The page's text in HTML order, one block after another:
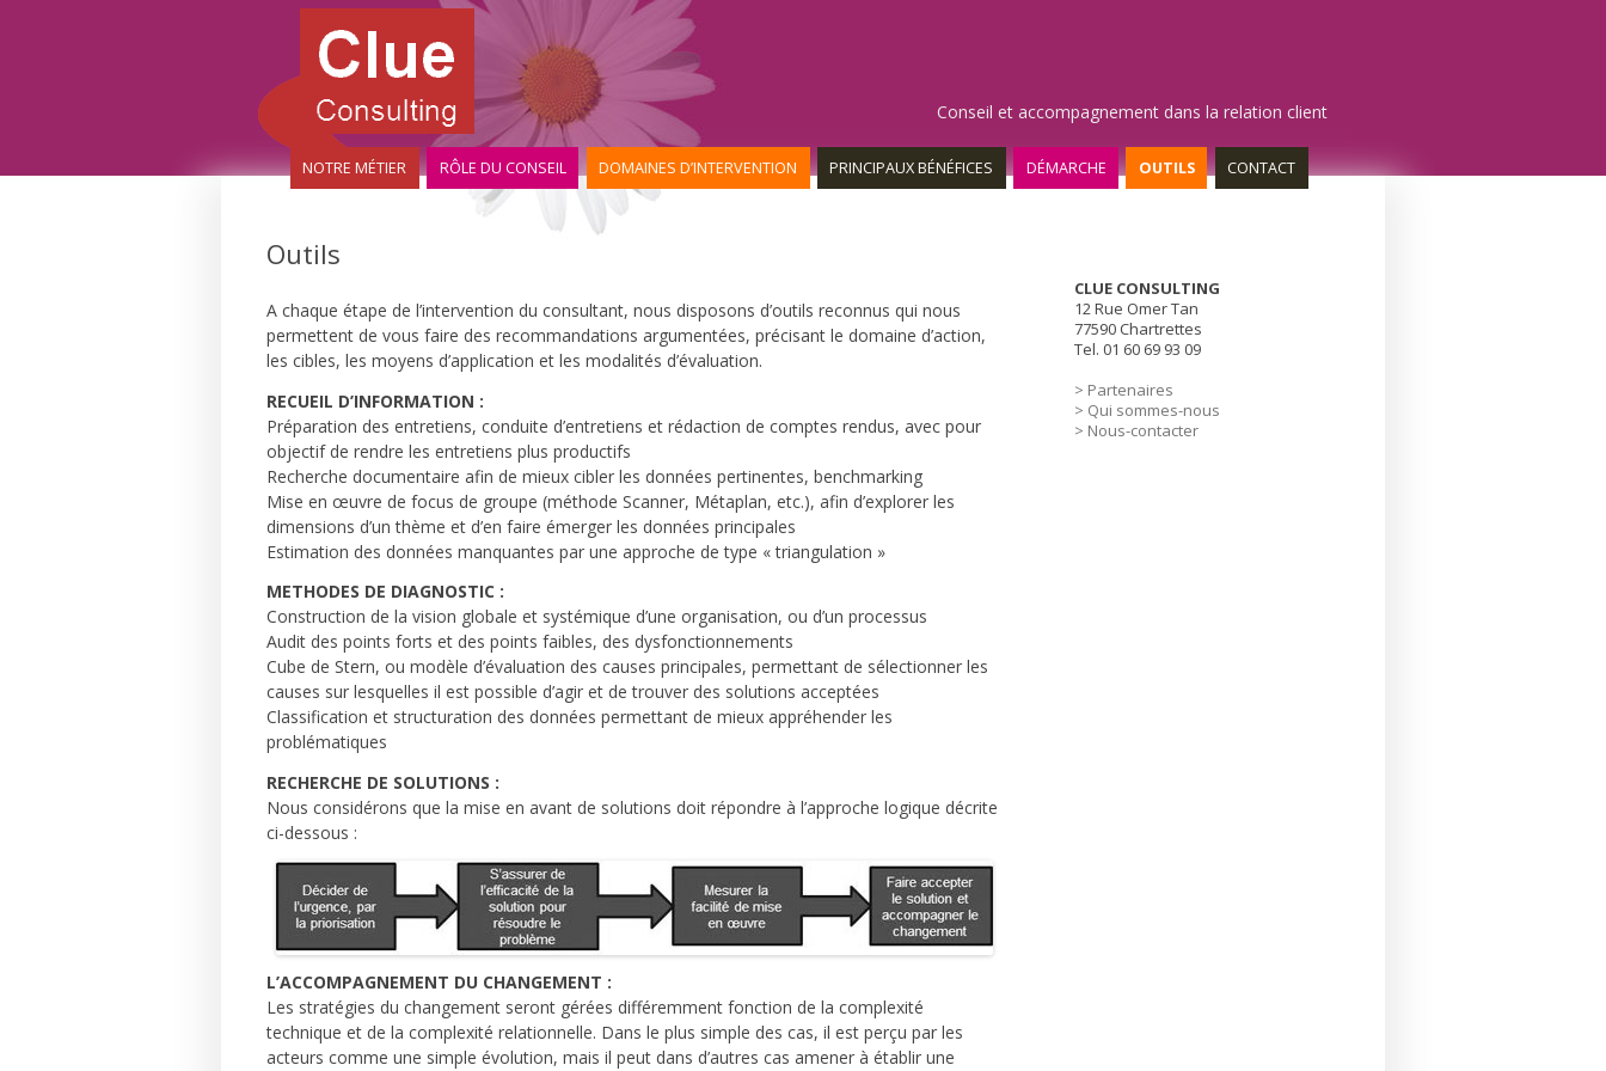
Conseil et accompagnement dans la relation client
principal
NOTRE MÉTIER RÔLE DU CONSEIL DOMAINES D’INTERVENTION PRINCIPAUX BÉNÉFICES DÉMARCHE OUTILS CONTACT
Outils
A chaque étape de l’intervention du consultant, nous disposons d’outils reconnus qui nous
permettent de vous faire des recommandations argumentées, précisant le domaine d’action,
les cibles, les moyens d’application et les modalités d’évaluation.
RECUEIL D’INFORMATION :
Préparation des entretiens, conduite d’entretiens et rédaction de comptes rendus, avec pour
objectif de rendre les entretiens plus productifs
Recherche documentaire afin de mieux cibler les données pertinentes, benchmarking
Mise en œuvre de focus de groupe (méthode Scanner, Métaplan, etc.), afin d’explorer les
dimensions d’un thème et d’en faire émerger les données principales
Estimation des données manquantes par une approche de type « triangulation »
METHODES DE DIAGNOSTIC :
Construction de la vision globale et systémique d’une organisation, ou d’un processus
Audit des points forts et des points faibles, des dysfonctionnements
Cube de Stern, ou modèle d’évaluation des causes principales, permettant de sélectionner les
causes sur lesquelles il est possible d’agir et de trouver des solutions acceptées
Classification et structuration des données permettant de mieux appréhender les
problématiques
RECHERCHE DE SOLUTIONS :
Nous considérons que la mise en avant de solutions doit répondre à l’approche logique décrite
ci-dessous :
L’ACCOMPAGNEMENT DU CHANGEMENT :
Les stratégies du changement seront gérées différemment fonction de la complexité
technique et de la complexité relationnelle. Dans le plus simple des cas, il est perçu par les
acteurs comme une simple évolution, mais il peut dans d’autres cas amener à établir une
CLUE CONSULTING
12 Rue Omer Tan
77590 Chartrettes
Tel. 01 60 69 93 09
> Partenaires
> Qui sommes-nous
> Nous-contacter